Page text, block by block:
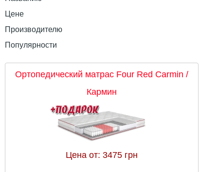
Цене
Производителю
Популярности
Ортопедический матрас Four Red Carmin /
Кармин
Цена от:3475 грн